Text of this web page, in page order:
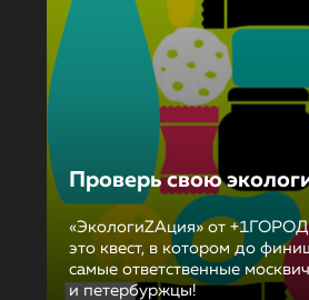
Проверь свою
«ЭкологиZAция» от
это квест, в котором до
самые ответственные
и петербуржцы!